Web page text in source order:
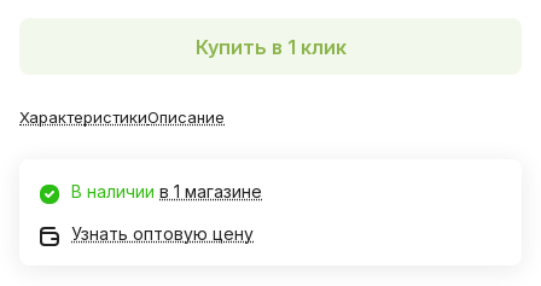
Купить в 1 клик
ХарактеристикиОписание
В наличии в 1 магазине
Узнать оптовую цену